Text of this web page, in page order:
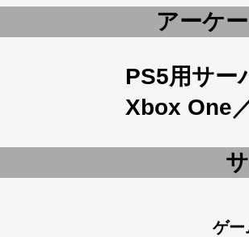
アーケ
PS5用サー
Xbox One
ゲー